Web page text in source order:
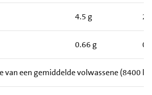
4.5 g
0.66 g
van een gemiddelde volwassene (8400